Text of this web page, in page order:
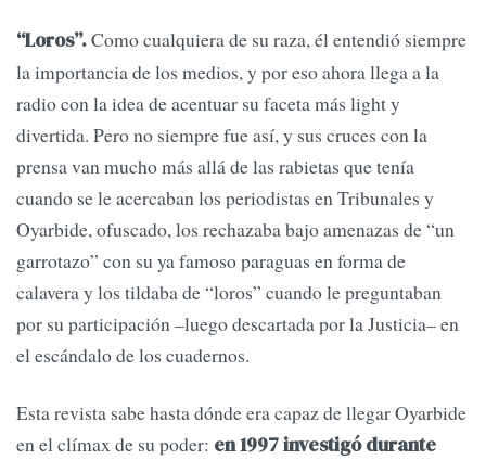
“Loros”.Como cualquiera de su raza, él entendió siempre
la importancia de los medios, y por eso ahora llega a la
radio con la idea de acentuar su faceta más light y
divertida. Pero no siempre fue así, y sus cruces con la
prensa van mucho más allá de las rabietas que tenía
cuando se le acercaban los periodistas en Tribunales y
Oyarbide, ofuscado, los rechazaba bajo amenazas de “un
garrotazo” con su ya famoso paraguas en forma de
calavera y los tildaba de “loros” cuando le preguntaban
por su participación –luego descartada por la Justicia– en
el escándalo de los cuadernos.
Esta revista sabe hasta dónde era capaz de llegar Oyarbide
en el clímax de su poder: en 1997 investigó durante